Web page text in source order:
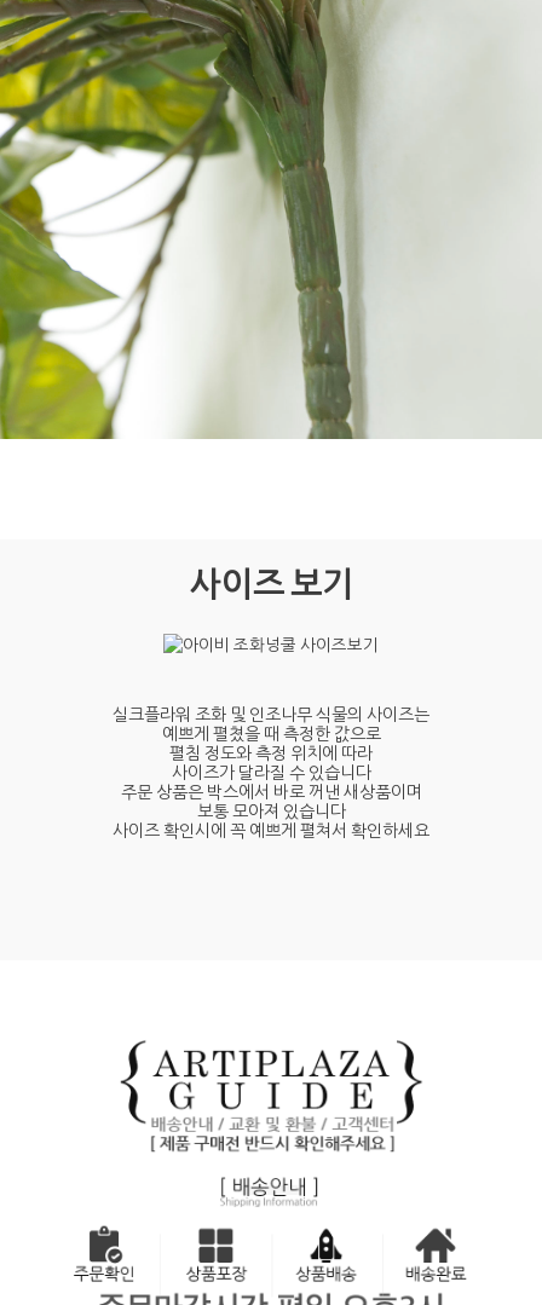
사이즈 보기
실크플라워 조화 및 인조나무 식물의 사이즈는
예쁘게 펼쳤을 때 측정한 값으로
펼침 정도와 측정 위치에 따라
사이즈가 달라질 수 있습니다
주문 상품은 박스에서 바로 꺼낸 새상품이며
보통 모아져 있습니다
사이즈 확인시에 꼭 예쁘게 펼쳐서 확인하세요